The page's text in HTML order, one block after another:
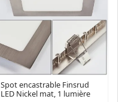
Spot encastrable Finsrud
LED Nickel mat, 1 lumière